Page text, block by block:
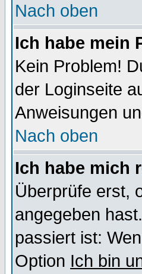
Nach oben
Ich habe mein
Kein Problem!
der Loginseite
Anweisungen
Nach oben
Ich habe mich
Überprüfe erst,
angegeben
passiert ist:
Option Ich bin